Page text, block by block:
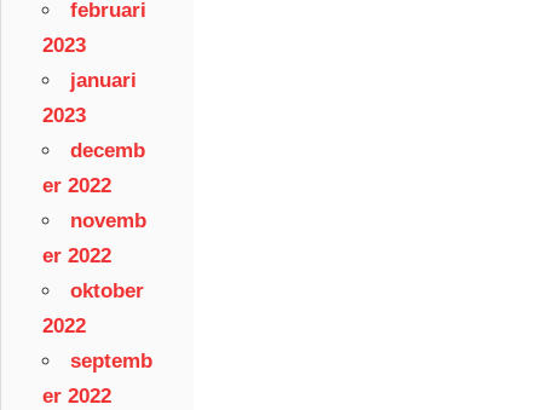
februari
2023
januari
2023
decemb
er 2022
novemb
er 2022
oktober
2022
septemb
er 2022